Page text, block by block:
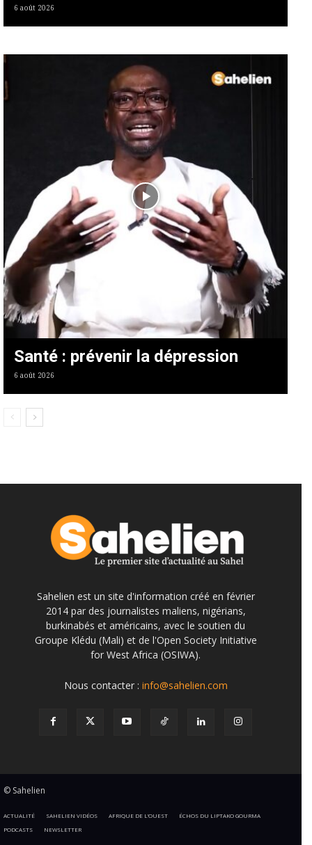
6 août 2026
Santé : prévenir la dépression
6 août 2026
Sahelien est un site d'information créé en février
2014 par des journalistes maliens, nigérians,
burkinabés et américains, avec le soutien du
Groupe Klédu (Mali) et de l'Open Society Initiative
for West Africa (OSIWA).
Nous contacter : info@sahelien.com
© Sahelien
ACTUALITÉ SAHELIEN VIDÉOS AFRIQUE DE L’OUEST
ÉCHOS DU LIPTAKO GOURMA
PODCASTS
NEWSLETTER